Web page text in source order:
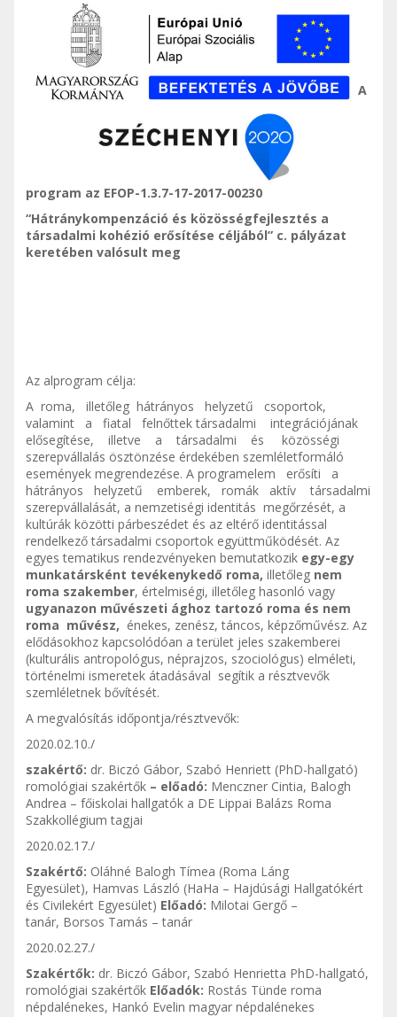
A
program az EFOP-1.3.7-17-2017-00230
“Hátránykompenzáció és közösségfejlesztés a
társadalmi kohézió erősítése céljából” c. pályázat
keretében valósult meg
Az alprogram célja:
A roma, illetőleg hátrányos helyzetű csoportok,
valamint a fiatal felnőttek társadalmi integrációjának
elősegítése, illetve a társadalmi és közösségi
szerepvállalás ösztönzése érdekében szemléletformáló
események megrendezése. A programelem erősíti a
hátrányos helyzetű emberek, romák aktív társadalmi
szerepvállalását, a nemzetiségi identitás megőrzését, a
kultúrák közötti párbeszédet és az eltérő identitással
rendelkező társadalmi csoportok együttműködését. Az
egyes tematikus rendezvényeken bemutatkozik egy-egy
munkatársként tevékenykedő roma, illetőleg nem
roma szakember, értelmiségi, illetőleg hasonló vagy
ugyanazon művészeti ághoz tartozó roma és nem
roma művész, énekes, zenész, táncos, képzőművész. Az
elődásokhoz kapcsolódóan a terület jeles szakemberei
(kulturális antropológus, néprajzos, szociológus) elméleti,
történelmi ismeretek átadásával segítik a résztvevők
szemléletnek bővítését.
A megvalósítás időpontja/résztvevők:
2020.02.10./
szakértő: dr. Biczó Gábor, Szabó Henriett (PhD-hallgató)
romológiai szakértők – előadó: Menczner Cintia, Balogh
Andrea – főiskolai hallgatók a DE Lippai Balázs Roma
Szakkollégium tagjai
2020.02.17./
Szakértő: Oláhné Balogh Tímea (Roma Láng
Egyesület), Hamvas László (HaHa – Hajdúsági Hallgatókért
és Civilekért Egyesület) Előadó: Milotai Gergő –
tanár, Borsos Tamás – tanár
2020.02.27./
Szakértők: dr. Biczó Gábor, Szabó Henrietta PhD-hallgató,
romológiai szakértők Előadók: Rostás Tünde roma
népdalénekes, Hankó Evelin magyar népdalénekes